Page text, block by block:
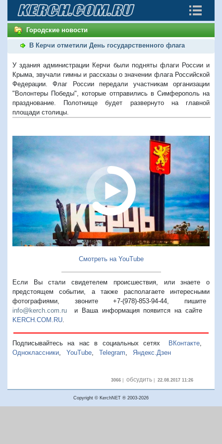
Городские новости
В Керчи отметили День государственного флага
У здания администрации Керчи были подняты флаги России и
Крыма, звучали гимны и рассказы о значении флага Российской
Федерации. Флаг России передали участникам организации
"Волонтеры Победы", которые отправились в Симферополь на
празднование. Полотнище будет развернуто на главной
площади столицы.
Смотреть на YouTube
Если Вы стали свидетелем происшествия, или знаете о
предстоящем событии, а также располагаете интересными
фотографиями, звоните +7-(978)-853-94-44, пишите
info@kerch.com.ru и Ваша информация появится на сайте
KERCH.COM.RU
Подписывайтесь на нас в социальных сетях ВКонтакте,
Одноклассники
YouTube Telegram Яндекс.Дзен
3066| обсудить| 22.08.2017 11:26
Copyright © KerchNET ® 2003-2026